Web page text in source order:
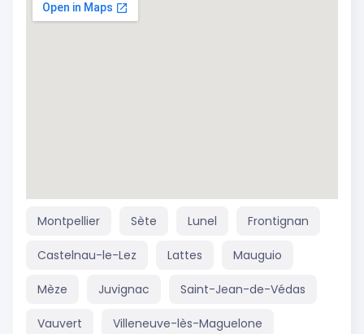
Montpellier Sète Lunel Frontignan
Castelnau-le-Lez Lattes Mauguio
Mèze Juvignac Saint-Jean-de-Védas
Vauvert Villeneuve-lès-Maguelone